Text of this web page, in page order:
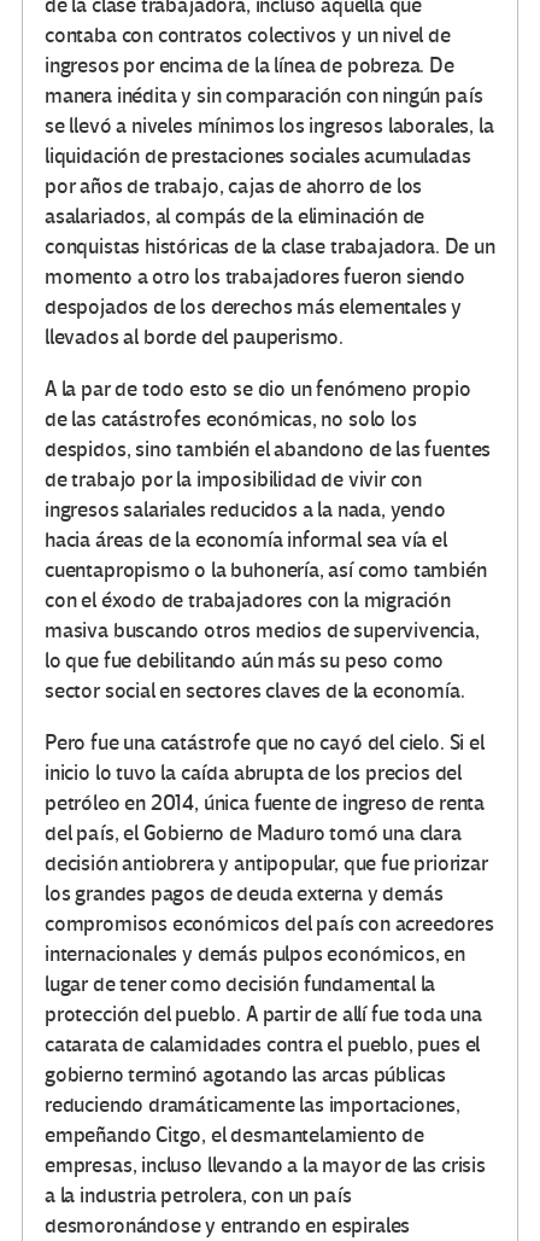
de la clase trabajadora, incluso aquella que
contaba con contratos colectivos y un nivel de
ingresos por encima de la línea de pobreza. De
manera inédita y sin comparación con ningún país
se llevó a niveles mínimos los ingresos laborales, la
liquidación de prestaciones sociales acumuladas
por años de trabajo, cajas de ahorro de los
asalariados, al compás de la eliminación de
conquistas históricas de la clase trabajadora. De un
momento a otro los trabajadores fueron siendo
despojados de los derechos más elementales y
llevados al borde del pauperismo.
A la par de todo esto se dio un fenómeno propio
de las catástrofes económicas, no solo los
despidos, sino también el abandono de las fuentes
de trabajo por la imposibilidad de vivir con
ingresos salariales reducidos a la nada, yendo
hacia áreas de la economía informal sea vía el
cuentapropismo o la buhonería, así como también
con el éxodo de trabajadores con la migración
masiva buscando otros medios de supervivencia,
lo que fue debilitando aún más su peso como
sector social en sectores claves de la economía.
Pero fue una catástrofe que no cayó del cielo. Si el
inicio lo tuvo la caída abrupta de los precios del
petróleo en 2014, única fuente de ingreso de renta
del país, el Gobierno de Maduro tomó una clara
decisión antiobrera y antipopular, que fue priorizar
los grandes pagos de deuda externa y demás
compromisos económicos del país con acreedores
internacionales y demás pulpos económicos, en
lugar de tener como decisión fundamental la
protección del pueblo. A partir de allí fue toda una
catarata de calamidades contra el pueblo, pues el
gobierno terminó agotando las arcas públicas
reduciendo dramáticamente las importaciones,
empeñando Citgo, el desmantelamiento de
empresas, incluso llevando a la mayor de las crisis
a la industria petrolera, con un país
desmoronándose y entrando en espirales